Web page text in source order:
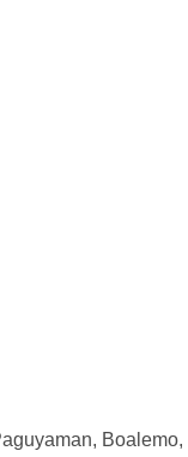
Boalemo,